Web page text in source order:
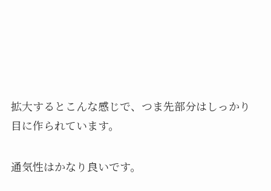
拡大するとこんな感じで、つま先部分はしっかり
目に作られています。
通気性はかなり良いです。